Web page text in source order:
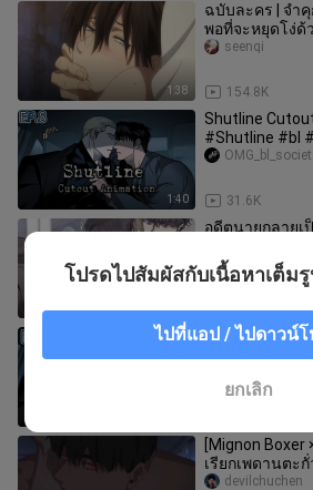
1:38
ฉบับละคร | จำ
พอที่จะหยุดโง่ด้
รำคาญ#%##【
154.8K
seenqi
1:40
Shutline
#Shutline #bl
31.6K
อดีตนายกลายเ
140.5K
huangmiude___
Shutline Cutout
[Mignon
เรียกเพดานตะ
devilchuchen
โปรดไปสัมผัสกับเนื้อหาเต็ม
ไปที่แอป / ไปดาวน์
ยกเลิก